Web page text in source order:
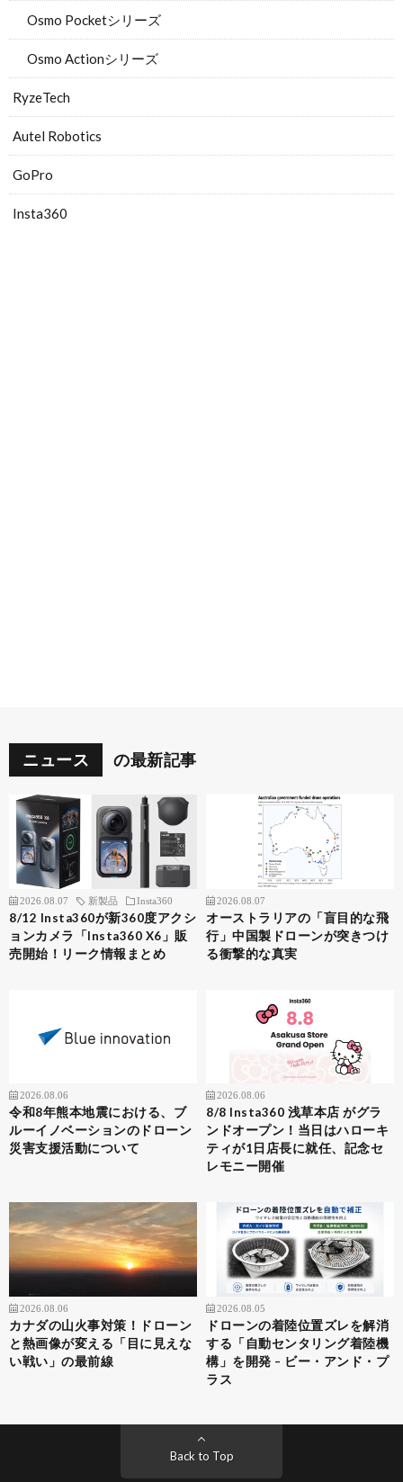
Osmo Pocketシリーズ
Osmo Actionシリーズ
RyzeTech
Autel Robotics
GoPro
Insta360
ニュース の最新記事
2026.08.07 新製品 Insta360
8/12 Insta360が新360度アクシ
ョンカメラ「Insta360 X6」販
売開始！リーク情報まとめ
2026.08.07
オーストラリアの「盲目的な飛
行」中国製ドローンが突きつけ
る衝撃的な真実
2026.08.06
令和8年熊本地震における、ブ
ルーイノベーションのドローン
災害支援活動について
2026.08.06
8/8 Insta360 浅草本店 がグラ
ンドオープン！当日はハローキ
ティが1日店長に就任、記念セ
レモニー開催
2026.08.06
カナダの山火事対策！ドローン
と熱画像が変える「目に見えな
い戦い」の最前線
2026.08.05
ドローンの着陸位置ズレを解消
する「自動センタリング着陸機
構」を開発 – ビー・アンド・プ
ラス
Back to Top